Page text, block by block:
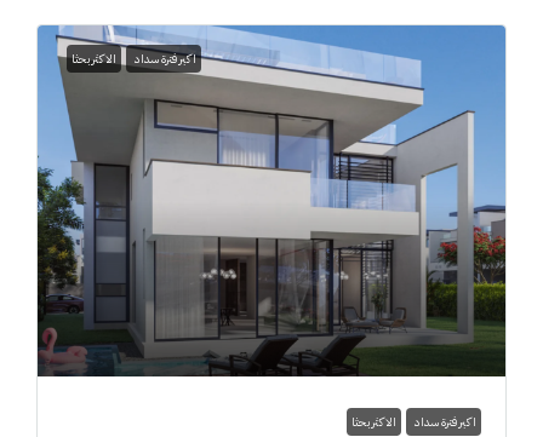
اكبر فترة سداد الاكثر بحثا
اكبر فترة سداد الاكثر بحثا